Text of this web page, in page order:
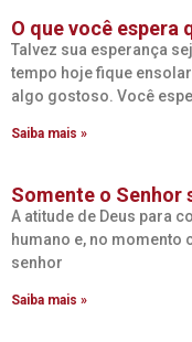
O que você espera
Talvez sua esperança
tempo hoje fique
algo gostoso. Você
Saiba mais »
Somente o Senhor
A atitude de Deus para
humano e, no momento
senhor
Saiba mais »